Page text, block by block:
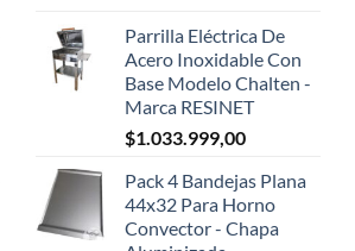
Parrilla Eléctrica De
Acero Inoxidable Con
Base Modelo Chalten -
Marca RESINET
$1.033.999,00
Pack 4 Bandejas Plana
44x32 Para Horno
Convector - Chapa